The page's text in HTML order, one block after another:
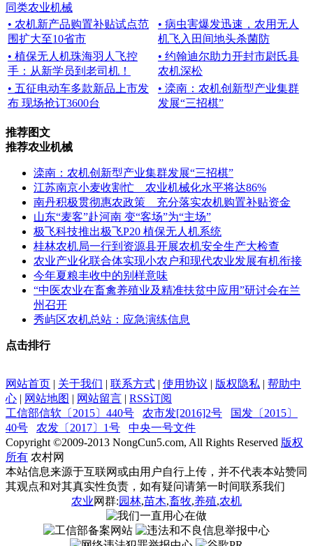
同类农业机械
• 农机新产品购置补贴试点范
围扩大至10省市
• 病虫害爆发迅速，农用无人
机飞入田间地头杀菌防
• 植保无人机珠海羽人飞控
手：从新学员到老司机！
• 约翰迪尔助力开封市尉氏县
农机深松
• 五征电动车多款新品上市发
布 现场抢订3600台
• 滦南：农机创新型产业集群
发展“三招棋”
推荐图文
推荐农业机械
滦南：农机创新型产业集群发展“三招棋”
江苏南京小麦收割忙 农业机械化水平将达86%
南丹积极贯彻惠农政策 充分落实农机购置补贴资金
山东“麦客”赴河南 变“客场”为“主场”
极飞科技推出极飞P20 植保无人机系统
桂林农机局一行到资源县开展农机安全生产大检查
农业产业化联合体实现小农户和现代农业发展有机衔接
今年夏粮丰收中的别样意味
“中医农业在畜禽养殖业及精准扶贫中应用”研讨会在兰
州召开
秀屿区农机总站：应急演练信息
点击排行
网站首页 | 关于我们 | 联系方式 | 使用协议 | 版权隐私 | 帮助中
心 | 网站地图 | 网站留言 | RSS订阅
工信部信软〔2015〕440号
农市发[2016]2号
国发〔2015〕
40号
农发〔2017〕1号
中央一号文件
Copyright ©2009-2013 NongCun5.com, All Rights Reserved 版权
所有 农村网
本站信息来源于互联网或由用户自行上传，并不代表本站赞同
其观点和对其真实性负责，如有疑问请第一时间联系我们
农业网群:园林,苗木,畜牧,养殖,农机